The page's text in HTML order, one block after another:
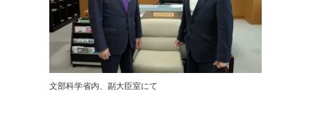
文部科学省内、副大臣室にて